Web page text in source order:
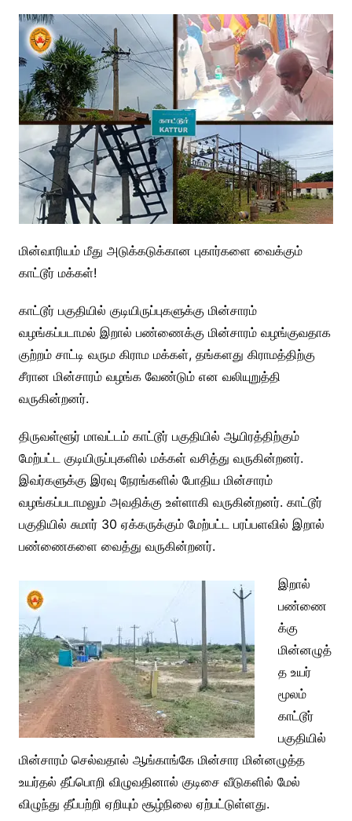
மின்வாரியம் மீது அடுக்கடுக்கான புகார்களை வைக்கும்
காட்டூர் மக்கள்!
காட்டூர் பகுதியில் குடியிருப்புகளுக்கு மின்சாரம்
வழங்கப்படாமல் இறால் பண்ணைக்கு மின்சாரம் வழங்குவதாக
குற்றம் சாட்டி வரும கிராம மக்கள், தங்களது கிராமத்திற்கு
சீரான மின்சாரம் வழங்க வேண்டும் என வலியுறுத்தி
வருகின்றனர்.
திருவள்ளூர் மாவட்டம் காட்டூர் பகுதியில் ஆயிரத்திற்கும்
மேற்பட்ட குடியிருப்புகளில் மக்கள் வசித்து வருகின்றனர்.
இவர்களுக்கு இரவு நேரங்களில் போதிய மின்சாரம்
வழங்கப்படாமலும் அவதிக்கு உள்ளாகி வருகின்றனர். காட்டூர்
பகுதியில் சுமார் 30 ஏக்கருக்கும் மேற்பட்ட பரப்பளவில் இறால்
பண்ணைகளை வைத்து வருகின்றனர்.
இறால்
பண்ணை
க்கு
மின்னழுத்
த உயர்
மூலம்
காட்டூர்
பகுதியில்
மின்சாரம் செல்வதால் ஆங்காங்கே மின்சார மின்னழுத்த
உயர்தல் தீப்பொறி விழுவதினால் குடிசை வீடுகளில் மேல்
விழுந்து தீப்பற்றி ஏறியும் சூழ்நிலை ஏற்பட்டுள்ளது.